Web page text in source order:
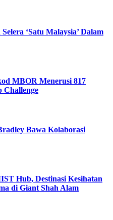
‘Satu Malaysia’ Dalam
MBOR Menerusi 817
Challenge
Bawa Kolaborasi
Hub, Destinasi Kesihatan
di Giant Shah Alam